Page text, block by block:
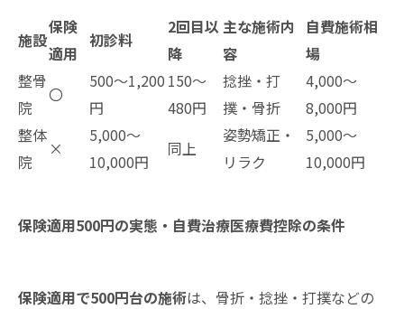
施設
保険
適用
初診料
2回目以
降
主な施術内
容
自費施術相
場
整骨
院
〇
500〜1,200
円
150〜
480円
捻挫・打
撲・骨折
4,000〜
8,000円
整体
院
×
5,000〜
10,000円
同上
姿勢矯正・
リラク
5,000〜
10,000円
保険適用500円の実態・自費治療医療費控除の条件
保険適用で500円台の施術は、骨折・捻挫・打撲などの